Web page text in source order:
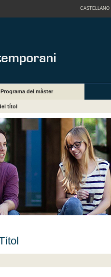
CASTELLANO
Programa del màster
títol